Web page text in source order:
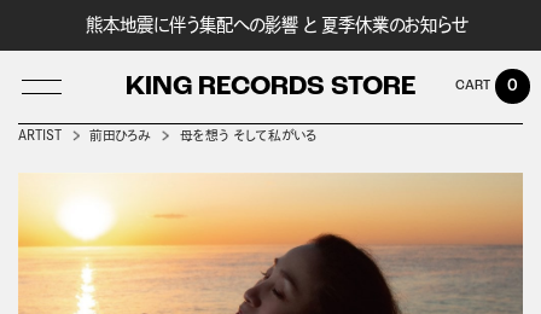
熊本地震に伴う集配への影響 と 夏季休業のお知らせ
KING RECORDS STORE
LOG IN
0
ARTIST 前田ひろみ 母を想う そして私がいる